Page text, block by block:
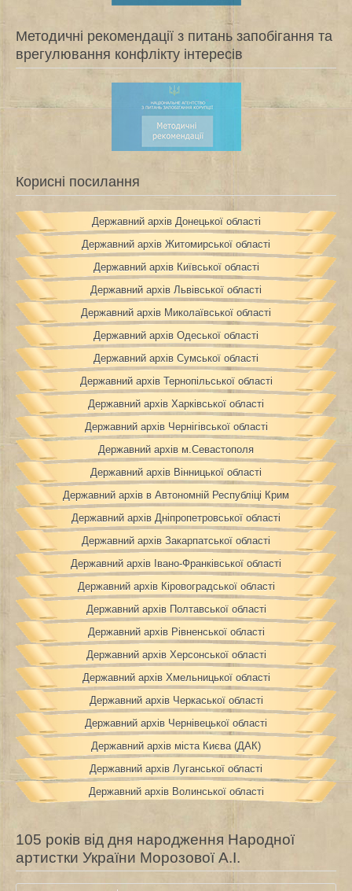
Методичні рекомендації з питань запобігання та
врегулювання конфлікту інтересів
Корисні посилання
Державний архів Донецької області
Державний архів Житомирської області
Державний архів Київської області
Державний архів Львівської області
Державний архів Миколаївської області
Державний архів Одеської області
Державний архів Сумської області
Державний архів Тернопільської області
Державний архів Харківської області
Державний архів Чернігівської області
Державний архів м.Севастополя
Державний архів Вінницької області
Державний архів в Автономній Республіці Крим
Державний архів Дніпропетровської області
Державний архів Закарпатської області
Державний архів Івано-Франківської області
Державний архів Кіровоградської області
Державний архів Полтавської області
Державний архів Рівненської області
Державний архів Херсонської області
Державний архів Хмельницької області
Державний архів Черкаської області
Державний архів Чернівецької області
Державний архів міста Києва (ДАК)
Державний архів Луганської області
Державний архів Волинської області
105 років від дня народження Народної
артистки України Морозової А.І.